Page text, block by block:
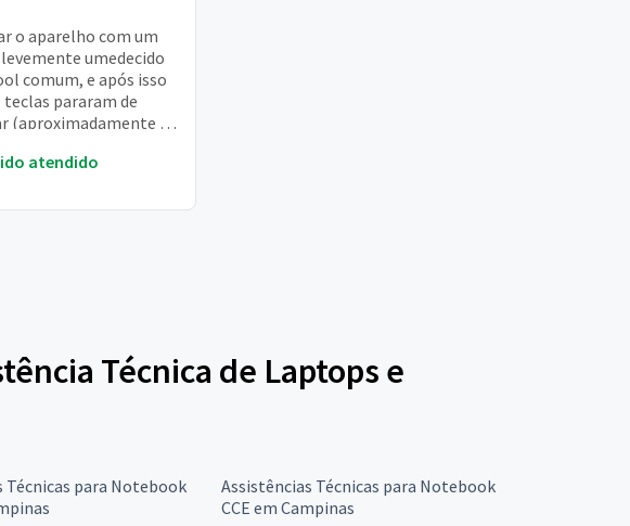
o aparelho com um
umedecido
comum, e após isso
pararam de
(aproximadamente 10
pe...
atendido
Técnica de Laptops e
Técnicas para Notebook
Assistências Técnicas para Notebook
CCE em Campinas